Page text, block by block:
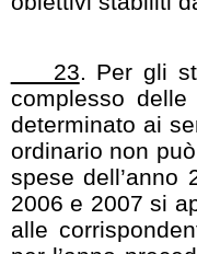
23. Per gli
complesso
determinato ai
ordinario non
spese
2006 e 2007 si
alle